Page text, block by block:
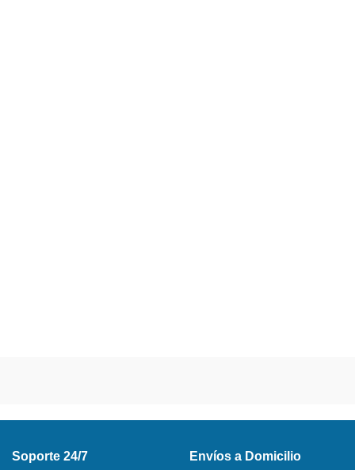
Soporte 24/7 Envíos a Domicilio